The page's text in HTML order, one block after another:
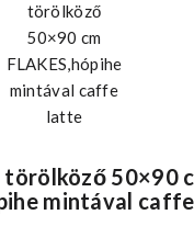
törölköző 50×90
mintával